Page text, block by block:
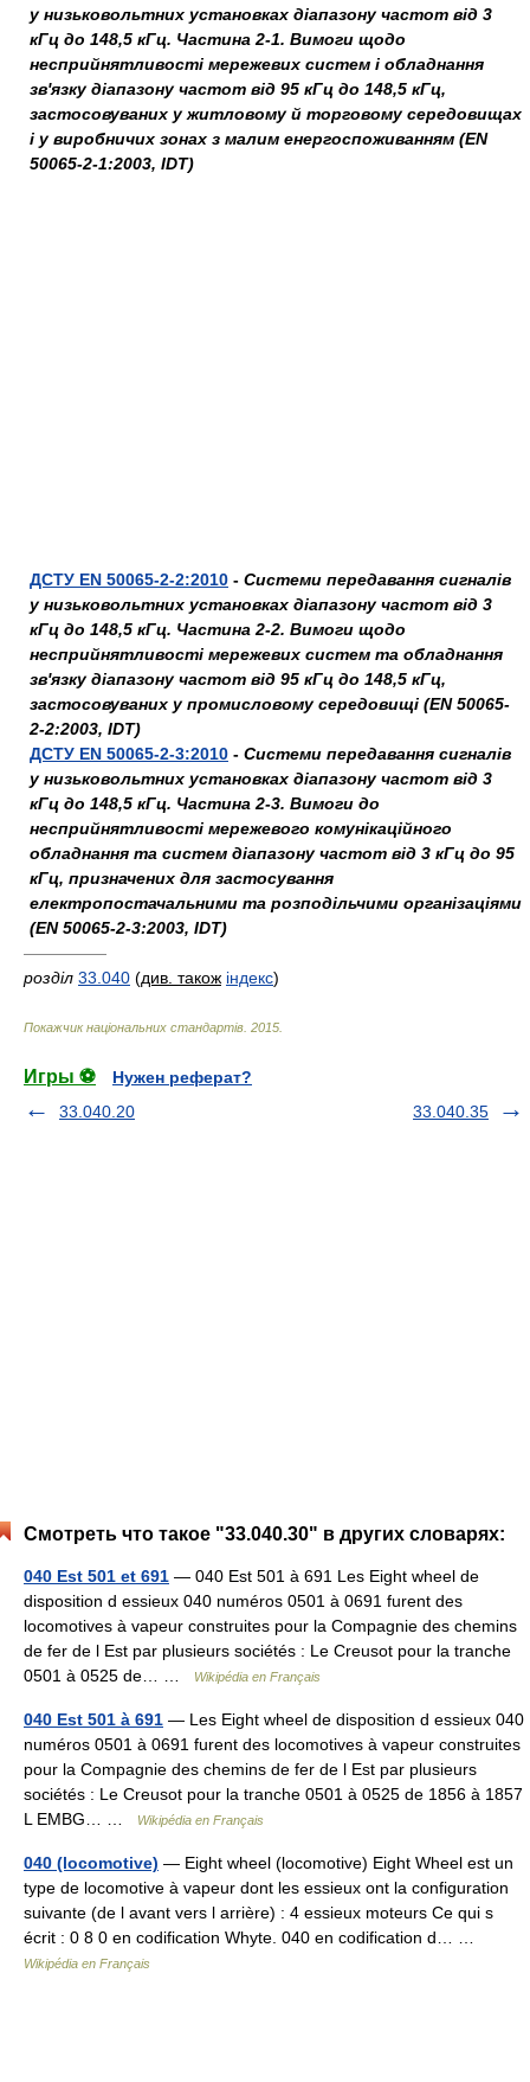
у низьковольтних установках діапазону частот від 3
кГц до 148,5 кГц. Частина 2-1. Вимоги щодо
несприйнятливості мережевих систем і обладнання
зв'язку діапазону частот від 95 кГц до 148,5 кГц,
застосовуваних у житловому й торговому середовищах
і у виробничих зонах з малим енергоспоживанням (EN
50065-2-1:2003, IDT)
ДСТУ EN 50065-2-2:2010 - Системи передавання сигналів
у низьковольтних установках діапазону частот від 3
кГц до 148,5 кГц. Частина 2-2. Вимоги щодо
несприйнятливості мережевих систем та обладнання
зв'язку діапазону частот від 95 кГц до 148,5 кГц,
застосовуваних у промисловому середовищі (EN 50065-
2-2:2003, IDT)
ДСТУ EN 50065-2-3:2010 - Системи передавання сигналів
у низьковольтних установках діапазону частот від 3
кГц до 148,5 кГц. Частина 2-3. Вимоги до
несприйнятливості мережевого комунікаційного
обладнання та систем діапазону частот від 3 кГц до 95
кГц, призначених для застосування
електропостачальними та розподільчими організаціями
(EN 50065-2-3:2003, IDT)
—————
розділ 33.040 (див. також індекс)
Покажчик національних стандартів 2015
Игры ⚽
Нужен реферат?
33.040.20
33.040.35
Смотреть что такое "33.040.30" в других словарях:
040 Est 501 et 691 — 040 Est 501 à 691 Les Eight wheel de
disposition d essieux 040 numéros 0501 à 0691 furent des
locomotives à vapeur construites pour la Compagnie des chemins
de fer de l Est par plusieurs sociétés : Le Creusot pour la tranche
0501 à 0525 de… …
Wikipédia en Français
040 Est 501 à 691 — Les Eight wheel de disposition d essieux 040
numéros 0501 à 0691 furent des locomotives à vapeur construites
pour la Compagnie des chemins de fer de l Est par plusieurs
sociétés : Le Creusot pour la tranche 0501 à 0525 de 1856 à 1857
L EMBG… …
Wikipédia en Français
040 (locomotive) — Eight wheel (locomotive) Eight Wheel est un
type de locomotive à vapeur dont les essieux ont la configuration
suivante (de l avant vers l arrière) : 4 essieux moteurs Ce qui s
écrit : 0 8 0 en codification Whyte. 040 en codification d… …
Wikipédia en Français